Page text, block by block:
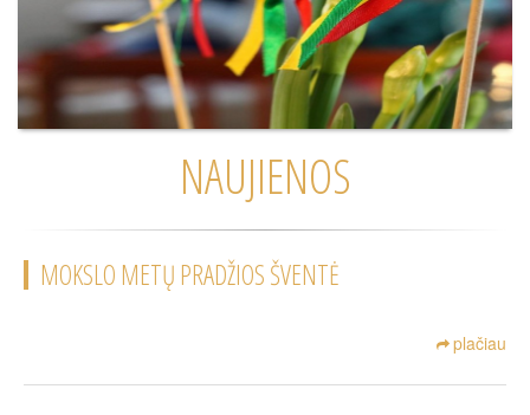
NAUJIENOS
MOKSLO METŲ PRADŽIOS ŠVENTĖ
plačiau